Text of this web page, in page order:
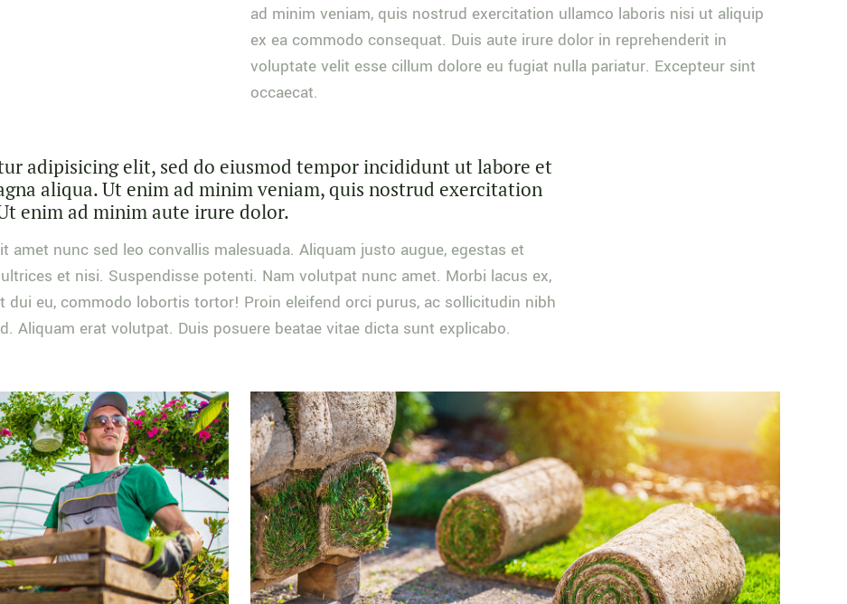
ad minim veniam, quis nostrud exercitation ullamco laboris nisi ut aliquip
ex ea commodo consequat. Duis aute irure dolor in reprehenderit in
voluptate velit esse cillum dolore eu fugiat nulla pariatur. Excepteur sint
occaecat.
adipisicing elit, sed do eiusmod tempor incididunt ut labore et
aliqua. Ut enim ad minim veniam, quis nostrud exercitation
enim ad minim aute irure dolor.
amet nunc sed leo convallis malesuada. Aliquam justo augue, egestas et
et nisi. Suspendisse potenti. Nam volutpat nunc amet. Morbi lacus ex,
dui eu, commodo lobortis tortor! Proin eleifend orci purus, ac sollicitudin nibh
Aliquam erat volutpat. Duis posuere beatae vitae dicta sunt explicabo.